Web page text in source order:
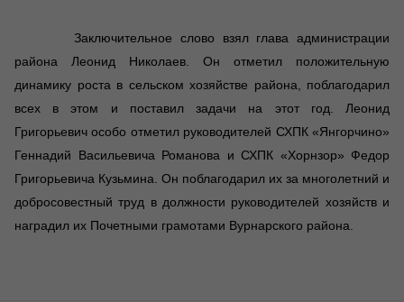
Заключительное слово взял глава администрации
района Леонид Николаев. Он отметил положительную
динамику роста в сельском хозяйстве района, поблагодарил
всех в этом и поставил задачи на этот год. Леонид
Григорьевич особо отметил руководителей СХПК «Янгорчино»
Геннадий Васильевича Романова и СХПК «Хорнзор» Федор
Григорьевича Кузьмина. Он поблагодарил их за многолетний и
добросовестный труд в должности руководителей хозяйств и
наградил их Почетными грамотами Вурнарского района.